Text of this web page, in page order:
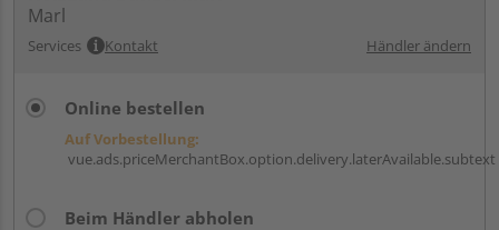
Marl
Services Kontakt Händler ändern
Online bestellen
Auf Vorbestellung:
vue.ads.priceMerchantBox.option.delivery.laterAvailable.subtext
Beim Händler abholen